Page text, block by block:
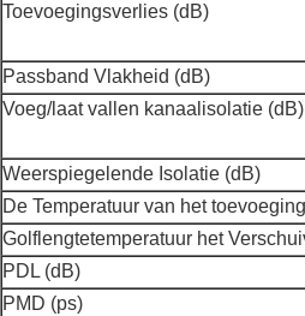
Toevoegingsverlies (dB)
Passband Vlakheid (dB)
Voeg/laat vallen kanaalisolatie
Weerspiegelende Isolatie (dB)
De Temperatuur van het
Golflengtetemperatuur het
PDL (dB)
PMD (ps)